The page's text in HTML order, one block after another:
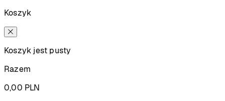
Koszyk
Koszyk jest pusty
Razem
0,00 PLN